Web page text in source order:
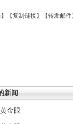
】【复制链接】【转发邮件
新闻
金眼